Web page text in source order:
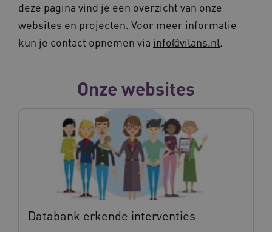
deze pagina vind je een overzicht van onze
websites en projecten. Voor meer informatie
kun je contact opnemen via info@vilans.nl
Onze websites
Databank erkende interventies